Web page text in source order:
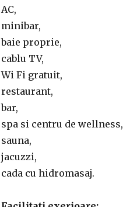
AC,
minibar,
baie proprie,
cablu TV,
Wi Fi gratuit,
restaurant,
bar,
spa si centru de wellness,
sauna,
jacuzzi,
cada cu hidromasaj.